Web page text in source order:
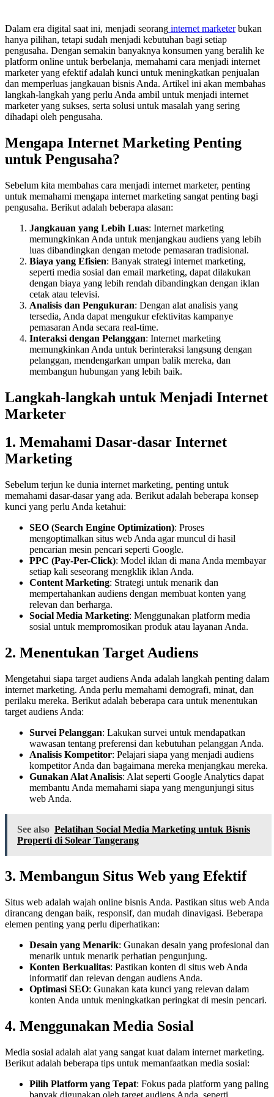
Dalam era digital saat ini, menjadi seorang internet marketerbukan
hanya pilihan, tetapi sudah menjadi kebutuhan bagi setiap
pengusaha. Dengan semakin banyaknya konsumen yang beralih ke
platform online untuk berbelanja, memahami cara menjadi internet
marketer yang efektif adalah kunci untuk meningkatkan penjualan
dan memperluas jangkauan bisnis Anda. Artikel ini akan membahas
langkah-langkah yang perlu Anda ambil untuk menjadi internet
marketer yang sukses, serta solusi untuk masalah yang sering
dihadapi oleh pengusaha.
Mengapa Internet Marketing Penting
untuk Pengusaha?
Sebelum kita membahas cara menjadi internet marketer, penting
untuk memahami mengapa internet marketing sangat penting bagi
pengusaha. Berikut adalah beberapa alasan:
Jangkauan yang Lebih Luas: Internet marketing
memungkinkan Anda untuk menjangkau audiens yang lebih
luas dibandingkan dengan metode pemasaran tradisional.
Biaya yang Efisien: Banyak strategi internet marketing,
seperti media sosial dan email marketing, dapat dilakukan
dengan biaya yang lebih rendah dibandingkan dengan iklan
cetak atau televisi.
Analisis dan Pengukuran: Dengan alat analisis yang
tersedia, Anda dapat mengukur efektivitas kampanye
pemasaran Anda secara real-time.
Interaksi dengan Pelanggan: Internet marketing
memungkinkan Anda untuk berinteraksi langsung dengan
pelanggan, mendengarkan umpan balik mereka, dan
membangun hubungan yang lebih baik.
Langkah-langkah untuk Menjadi Internet
Marketer
1. Memahami Dasar-dasar Internet
Marketing
Sebelum terjun ke dunia internet marketing, penting untuk
memahami dasar-dasar yang ada. Berikut adalah beberapa konsep
kunci yang perlu Anda ketahui:
SEO (Search Engine Optimization): Proses
mengoptimalkan situs web Anda agar muncul di hasil
pencarian mesin pencari seperti Google.
PPC (Pay-Per-Click): Model iklan di mana Anda membayar
setiap kali seseorang mengklik iklan Anda.
Content Marketing: Strategi untuk menarik dan
mempertahankan audiens dengan membuat konten yang
relevan dan berharga.
Social Media Marketing: Menggunakan platform media
sosial untuk mempromosikan produk atau layanan Anda.
2. Menentukan Target Audiens
Mengetahui siapa target audiens Anda adalah langkah penting dalam
internet marketing. Anda perlu memahami demografi, minat, dan
perilaku mereka. Berikut adalah beberapa cara untuk menentukan
target audiens Anda:
Survei Pelanggan: Lakukan survei untuk mendapatkan
wawasan tentang preferensi dan kebutuhan pelanggan Anda.
Analisis Kompetitor: Pelajari siapa yang menjadi audiens
kompetitor Anda dan bagaimana mereka menjangkau mereka.
Gunakan Alat Analisis: Alat seperti Google Analytics dapat
membantu Anda memahami siapa yang mengunjungi situs
web Anda.
See also Pelatihan Social Media Marketing untuk Bisnis
Properti di Solear Tangerang
3. Membangun Situs Web yang Efektif
Situs web adalah wajah online bisnis Anda. Pastikan situs web Anda
dirancang dengan baik, responsif, dan mudah dinavigasi. Beberapa
elemen penting yang perlu diperhatikan:
Desain yang Menarik: Gunakan desain yang profesional dan
menarik untuk menarik perhatian pengunjung.
Konten Berkualitas: Pastikan konten di situs web Anda
informatif dan relevan dengan audiens Anda.
Optimasi SEO: Gunakan kata kunci yang relevan dalam
konten Anda untuk meningkatkan peringkat di mesin pencari.
4. Menggunakan Media Sosial
Media sosial adalah alat yang sangat kuat dalam internet marketing.
Berikut adalah beberapa tips untuk memanfaatkan media sosial:
Pilih Platform yang Tepat: Fokus pada platform yang paling
banyak digunakan oleh target audiens Anda, seperti